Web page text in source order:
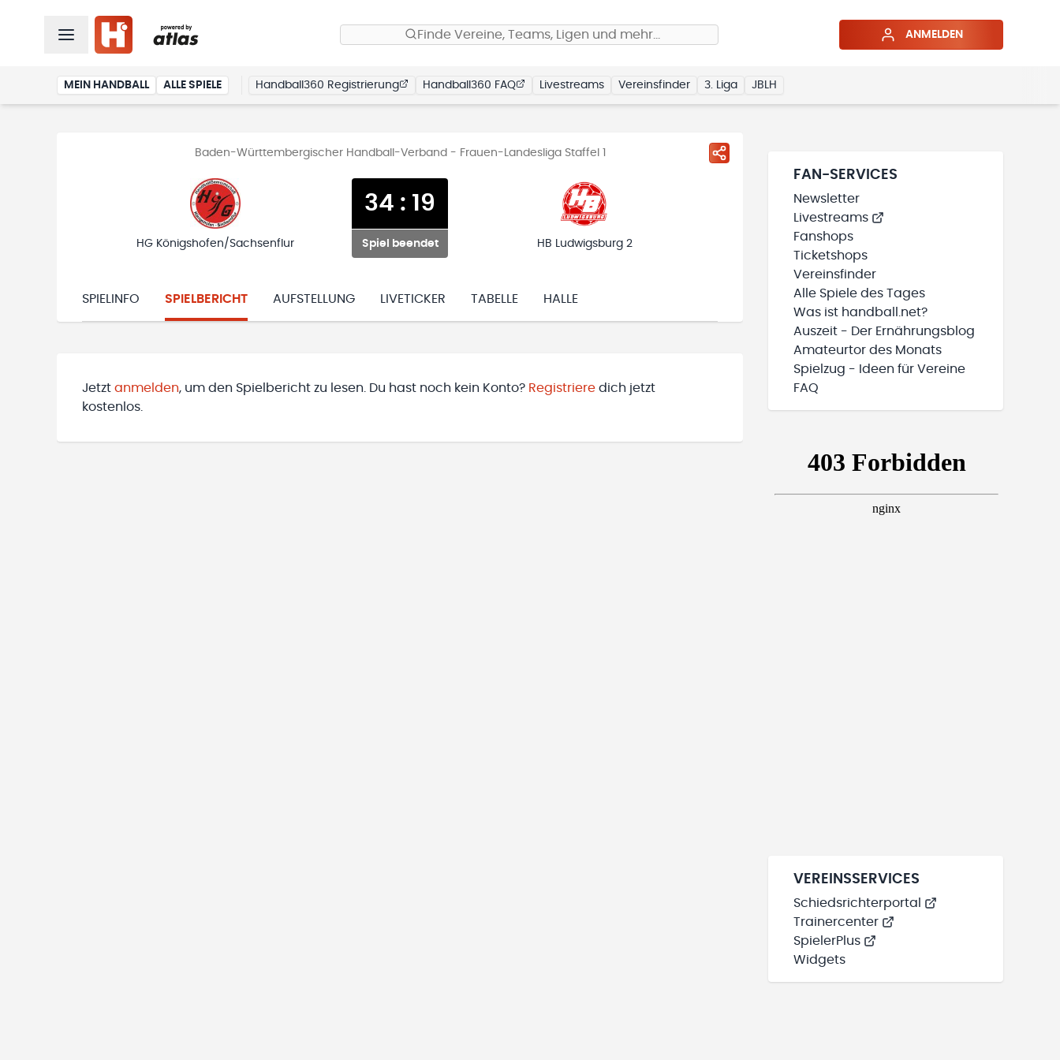
Finde Vereine, Teams, Ligen und mehr… ANMELDEN
MEIN HANDBALL ALLE SPIELE Handball360 Registrierung Handball360 FAQ Livestreams Vereinsfinder 3. Liga JBLH
Baden-Württembergischer Handball-Verband - Frauen-Landesliga Staffel 1
HG Königshofen/Sachsenflur
34 : 19
Spiel beendet HB Ludwigsburg 2
SPIELINFO SPIELBERICHT AUFSTELLUNG LIVETICKER TABELLE HALLE
Jetzt anmelden, um den Spielbericht zu lesen. Du hast noch kein Konto? Registriere dich jetzt
kostenlos.
FAN-SERVICES
Newsletter
Livestreams
Fanshops
Ticketshops
Vereinsfinder
Alle Spiele des Tages
Was ist handball.net?
Auszeit - Der Ernährungsblog
Amateurtor des Monats
Spielzug - Ideen für Vereine
FAQ
VEREINSSERVICES
Schiedsrichterportal
Trainercenter
SpielerPlus
Widgets